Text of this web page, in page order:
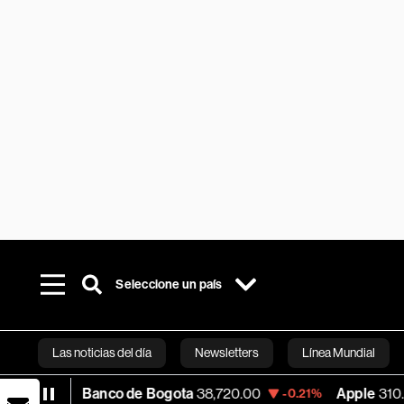
Seleccione un país
Las noticias del día Newsletters Línea Mundial
Bloomberg
Banco de Bogota 38,720.00 -0.21% Apple 310.94